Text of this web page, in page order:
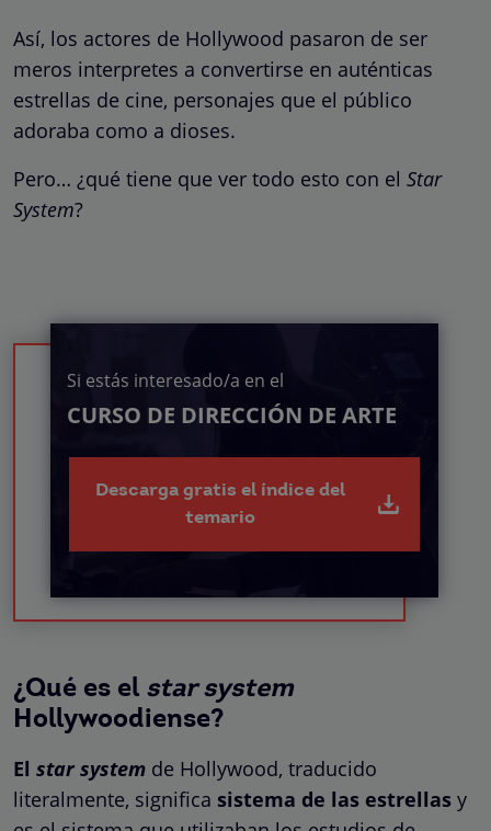
Así, los actores de Hollywood pasaron de ser
meros interpretes a convertirse en auténticas
estrellas de cine, personajes que el público
adoraba como a dioses.
Pero… ¿qué tiene que ver todo esto con el Star
System?
Si estás interesado/a en el
CURSO DE DIRECCIÓN DE ARTE
Descarga gratis el índice del
temario
¿Qué es el star system
Hollywoodiense?
El star system de Hollywood, traducido
literalmente, significa sistema de las estrellas y